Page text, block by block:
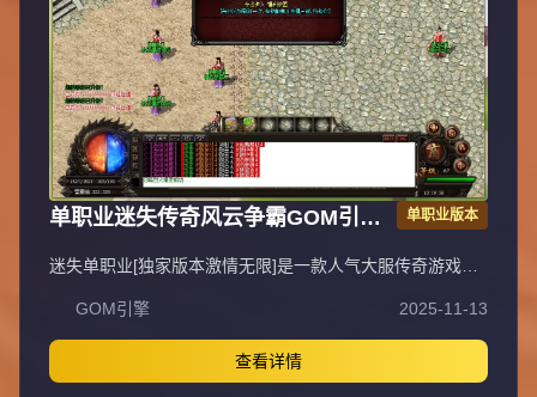
单职业迷失传奇风云争霸GOM引擎
单职业版本
迷失单职业[独家版本激情无限]是一款人气大服传奇游戏，
一分钱即可畅玩，支持无线刷元宝、无充值直接领取顶赞，
封挂稳定长期，采用无GM管理模式。QQ①群：易玩版本
库。抵制不良游戏，拒绝盗版游戏，注意自身保护，谨防受
骗上当，适度游戏益脑，沉迷游戏伤身，合理安排时间，享
GOM引擎 2025-11-13
查看详情